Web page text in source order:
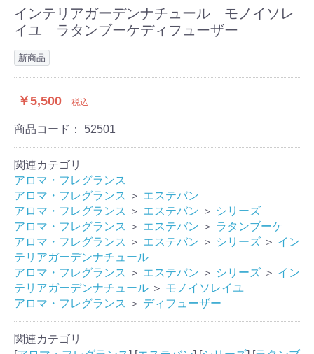
インテリアガーデンナチュール モノイソレ
イユ ラタンブーケディフューザー
新商品
￥5,500 税込
商品コード： 52501
関連カテゴリ
アロマ・フレグランス
アロマ・フレグランス ＞ エステバン
アロマ・フレグランス ＞ エステバン ＞ シリーズ
アロマ・フレグランス ＞ エステバン ＞ ラタンブーケ
アロマ・フレグランス ＞ エステバン ＞ シリーズ ＞ イン
テリアガーデンナチュール
アロマ・フレグランス ＞ エステバン ＞ シリーズ ＞ イン
テリアガーデンナチュール ＞ モノイソレイユ
アロマ・フレグランス ＞ ディフューザー
関連カテゴリ